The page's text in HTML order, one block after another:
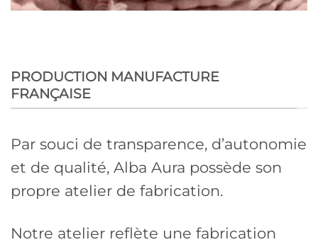
PRODUCTION MANUFACTURE
FRANÇAISE
Par souci de transparence, d’autonomie
et de qualité, Alba Aura possède son
propre atelier de fabrication.
Notre atelier reflète une fabrication